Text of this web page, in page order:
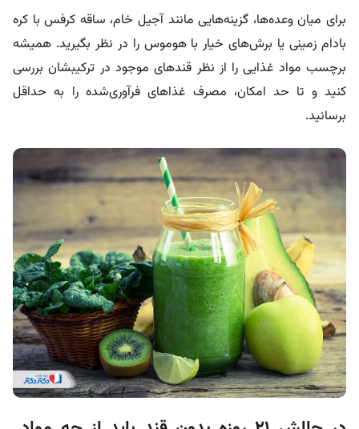
برای میان وعده‌ها، گزینه‌هایی مانند آجیل خام، ساقه کرفس با کره
بادام زمینی یا برش‌های خیار با هوموس را در نظر بگیرید. همیشه
برچسب مواد غذایی را از نظر قندهای موجود در ترکیبشان بررسی
کنید و تا حد امکان، مصرف غذاهای فرآوری‌شده را به حداقل
برسانید.